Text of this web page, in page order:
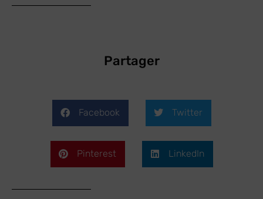
Partager
Facebook Twitter
Pinterest LinkedIn